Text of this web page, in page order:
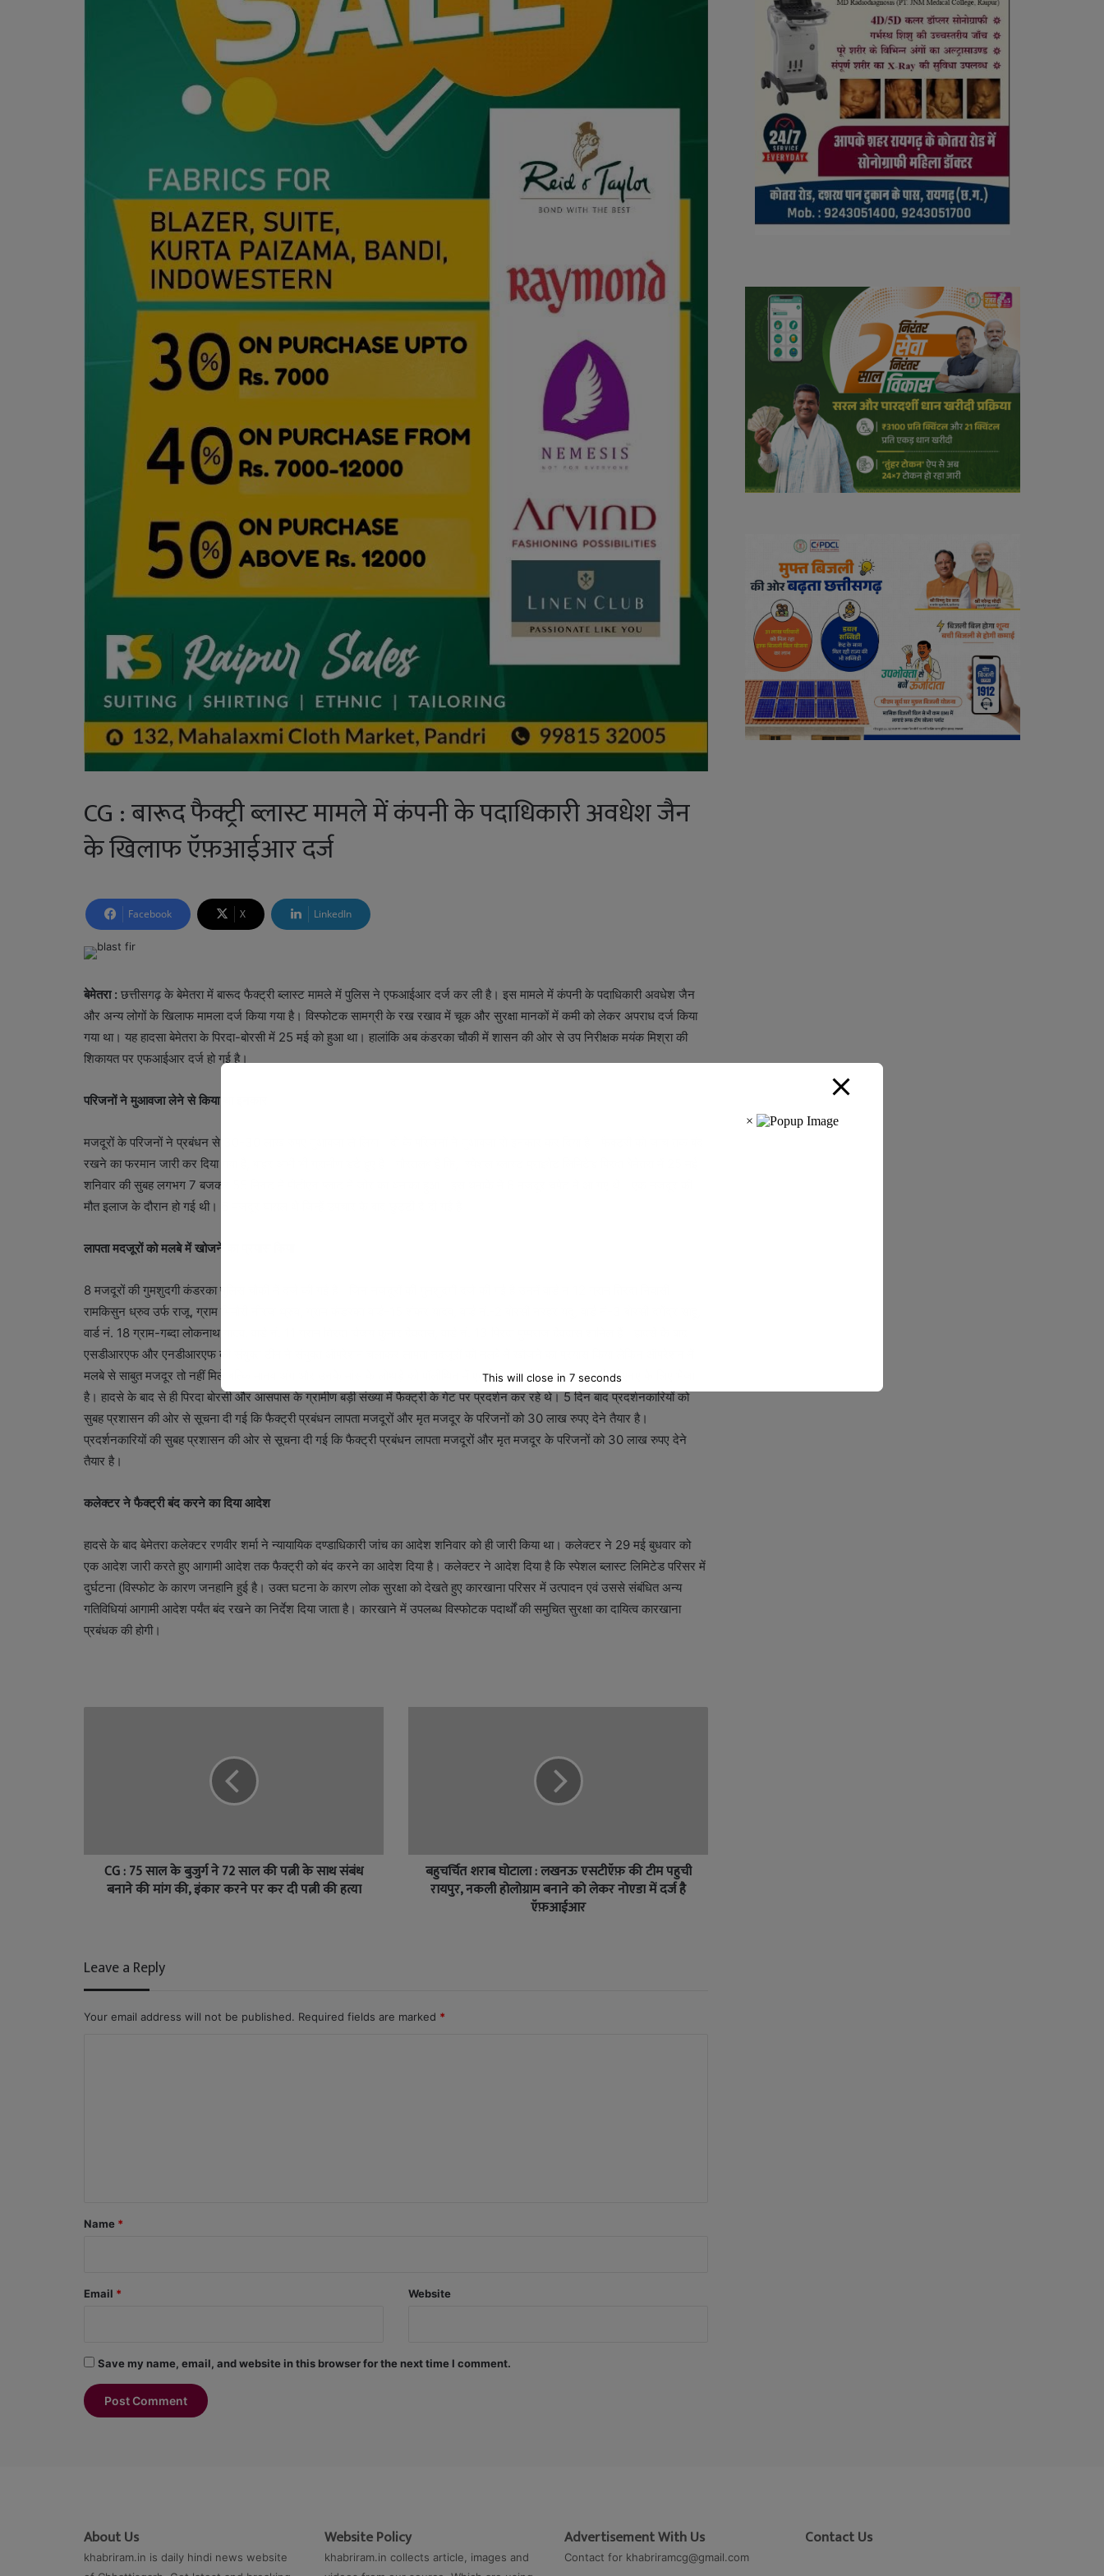
CG : बारूद फैक्ट्री ब्लास्ट मामले में कंपनी के पदाधिकारी अवधेश जैन
के खिलाफ ऍफ़आईआर दर्ज
Facebook X LinkedIn
बेमेतरा : छत्तीसगढ़ के बेमेतरा में बारूद फैक्ट्री ब्लास्ट मामले में पुलिस ने एफआईआर दर्ज कर ली है। इस मामले में कंपनी के पदाधिकारी अवधेश जैन
और अन्य लोगों के खिलाफ मामला दर्ज किया गया है। विस्फोटक सामग्री के रख रखाव में चूक और सुरक्षा मानकों में कमी को लेकर अपराध दर्ज किया
गया था। यह हादसा बेमेतरा के पिरदा-बोरसी में 25 मई को हुआ था। हालांकि अब कंडरका चौकी में शासन की ओर से उप निरीक्षक मयंक मिश्रा की
शिकायत पर एफआईआर दर्ज हो गई है।
परिजनों ने मुआवजा लेने से किया था इनकार
मजदूरों के परिजनों ने प्रबंधन से 30-30 लाख रुपए मुआवजा ले लिया। दो के परिजनों ने मुआवजा से इनकार कर दिया है। फैक्ट्री को जांच तक बंद
रखने का फरमान जारी कर दिया गया है, बाहर अभी भी ग्रामीण डटे हुए हैं। गौरतलब है कि, स्पेशल ब्लास्ट प्राइवेट लिमिटेड पिरदा बेमेतरा में 25 मई
शनिवार की सुबह लगभग 7 बजकर 55 मिनट में पीटीएन प्लांट में जोर का धमाका हुआ। इस धमाके में 8 मजदूर चपेट में आ गए थे। एक मजदूर की
मौत इलाज के दौरान हो गई थी। 6 मजदूर घायल थे जिन्हें उपचार के बाद छुट्टी दे दी गई है।
लापता मदजूरों को मलबे में खोजने का प्रयास किया
8 मजदूरों की गुमशुदगी कंडरका पुलिस चौकी में दर्ज की गई है। जिन मजदूरों की गुमशुदगी दर्ज की गई है उनमें वार्ड नं 12 ग्राम तिरदा निवासी
रामकिसुन ध्रुव उर्फ राजू, ग्राम भिमौरी नीरज ध्रुव, ग्राम कंडरका वार्ड-15 शंकर यादव, वार्ड नं.-2 बोरसी नरहर यदु, वार्ड नं-3 बोरसी दगेंद्र साहू,
वार्ड नं. 18 ग्राम-गब्दा लोकनाथ यादव, वार्ड नं. 11 ग्राम तिरदा विजय कुमार देवदास, वार्ड नं. 13 पिरदा पुष्पराज देवदास शामिल हैं। हादसे के बाद
एसडीआरएफ और एनडीआरएफ की संयुक्त टीम ने संयुक्त ऑपरेशन चलाकर लापता मदजूरों को मलबे में खोजने का प्रयास किया लेकिन ऑपरेशन में
मलबे से साबुत मजदूर तो नहीं मिले बल्कि मानव अंग और उनके मांस के लोथड़े को पॉलीथिन में एकत्रित कर बेमेतरा प्रशासन ने डीएनए के लिए भेजा
है। हादसे के बाद से ही पिरदा बोरसी और आसपास के ग्रामीण बड़ी संख्या में फैक्ट्री के गेट पर प्रदर्शन कर रहे थे। 5 दिन बाद प्रदर्शनकारियों को
सुबह प्रशासन की ओर से सूचना दी गई कि फैक्ट्री प्रबंधन लापता मजदूरों और मृत मजदूर के परिजनों को 30 लाख रुपए देने तैयार है।
प्रदर्शनकारियों की सुबह प्रशासन की ओर से सूचना दी गई कि फैक्ट्री प्रबंधन लापता मजदूरों और मृत मजदूर के परिजनों को 30 लाख रुपए देने
तैयार है।
कलेक्टर ने फैक्ट्री बंद करने का दिया आदेश
हादसे के बाद बेमेतरा कलेक्टर रणवीर शर्मा ने न्यायायिक दण्डाधिकारी जांच का आदेश शनिवार को ही जारी किया था। कलेक्टर ने 29 मई बुधवार को
एक आदेश जारी करते हुए आगामी आदेश तक फैक्ट्री को बंद करने का आदेश दिया है। कलेक्टर ने आदेश दिया है कि स्पेशल ब्लास्ट लिमिटेड परिसर में
दुर्घटना (विस्फोट के कारण जनहानि हुई है। उक्त घटना के कारण लोक सुरक्षा को देखते हुए कारखाना परिसर में उत्पादन एवं उससे संबंधित अन्य
गतिविधियां आगामी आदेश पर्यंत बंद रखने का निर्देश दिया जाता है। कारखाने में उपलब्ध विस्फोटक पदार्थों की समुचित सुरक्षा का दायित्व कारखाना
प्रबंधक की होगी।
CG : 75 साल के बुजुर्ग ने 72 साल की पत्नी के साथ संबंध
बनाने की मांग की, इंकार करने पर कर दी पत्नी की हत्या
बहुचर्चित शराब घोटाला : लखनऊ एसटीऍफ़ की टीम पहुची
रायपुर, नकली होलोग्राम बनाने को लेकर नोएडा में दर्ज है
ऍफ़आईआर
Leave a Reply
Your email address will not be published. Required fields are marked *
*
Name *
Email * Website
Save my name, email, and website in this browser for the next time I comment.
About Us
khabriram.in is daily hindi news website
Website Policy
khabriram.in collects article, images and
Advertisement With Us
Contact for khabriramcg@gmail.com
Contact Us
This will close in 6 seconds